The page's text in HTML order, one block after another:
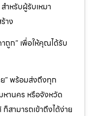
ำหรับผู้รับเหมา
าง
ถูก” เพื่อให้คุณได้รับ
” พร้อมส่งถึงทุก
านคร หรือจังหวัด
สามารถเข้าถึงได้ง่าย